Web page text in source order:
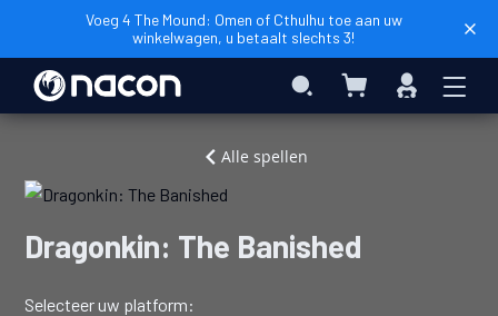
Voeg 4 The Mound: Omen of Cthulhu toe aan uw
winkelwagen, u betaalt slechts 3!
Search Winkelwagen
Inloggen
Home
Videogames
Alle spellen
Dragonkin: The Banished
Selecteer uw platform: